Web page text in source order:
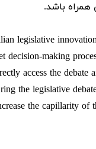
همراه باشد.
legislative
making
access the
the legislative
the capillarity of